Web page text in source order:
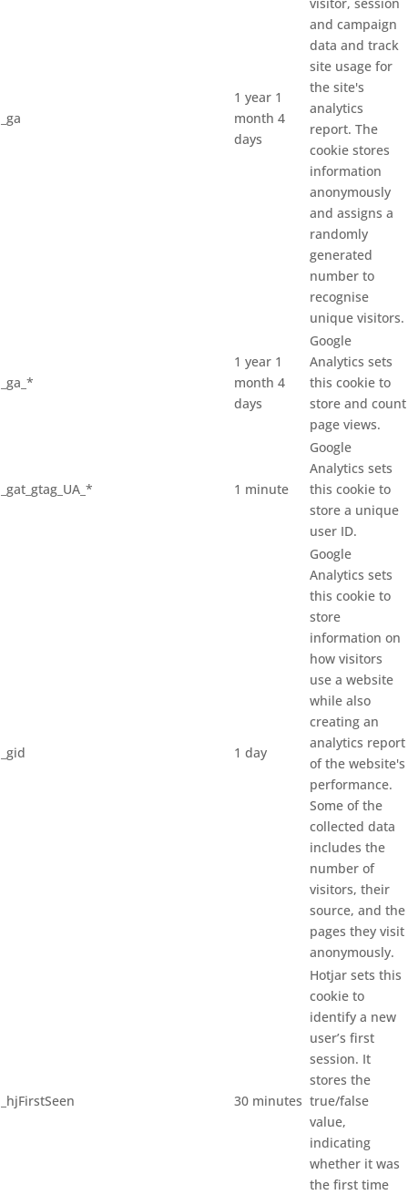
_ga
1 year 1
month 4
days
and campaign
data and track
site usage for
the site's
analytics
report. The
cookie stores
information
anonymously
and assigns a
randomly
generated
number to
recognise
unique visitors.
_ga_*
1 year 1
month 4
days
Google
Analytics sets
this cookie to
store and count
page views.
_gat_gtag_UA_* 1 minute
Google
Analytics sets
this cookie to
store a unique
user ID.
_gid 1 day
Google
Analytics sets
this cookie to
store
information on
how visitors
use a website
while also
creating an
analytics report
of the website's
performance.
Some of the
collected data
includes the
number of
visitors, their
source, and the
pages they visit
anonymously.
_hjFirstSeen 30 minutes
Hotjar sets this
cookie to
identify a new
user’s first
session. It
stores the
true/false
value,
indicating
whether it was
the first time